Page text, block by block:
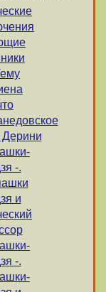
Дерини
-.
и
-.